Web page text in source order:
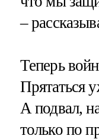
–
Теперь
Прятаться
А подвал,
только по